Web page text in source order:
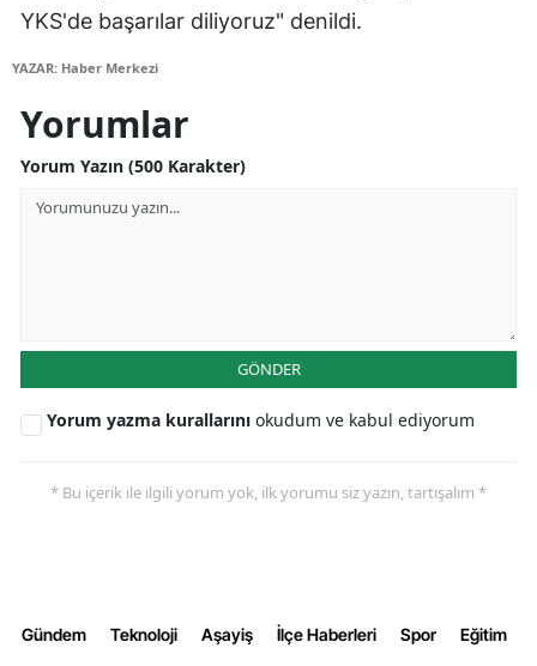
Muş
Niğde
YKS'de başarılar diliyoruz" denildi.
YAZAR: Haber Merkezi
Yorumlar
Yorum Yazın (500 Karakter)
GÖNDER
Yorum yazma kurallarını okudum ve kabul ediyorum
* Bu içerik ile ilgili yorum yok, ilk yorumu siz yazın, tartışalım *
Gündem Teknoloji Aşayiş İlçe Haberleri Spor Eğitim